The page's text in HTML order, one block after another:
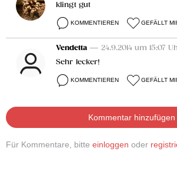
klingt gut
KOMMENTIEREN GEFÄLLT
Vendetta — 24.9.2014 um 15:07
Sehr lecker!
KOMMENTIEREN GEFÄLLT
Kommentar hinzufügen
Für Kommentare, bitte einloggen oder